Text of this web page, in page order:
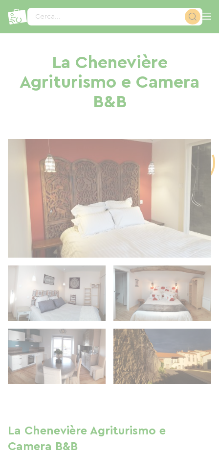
Cerca...
La Chenevière
Agriturismo e Camera
B&B
La Chenevière Agriturismo e
Camera B&B
Pannello di gestione dei cookies